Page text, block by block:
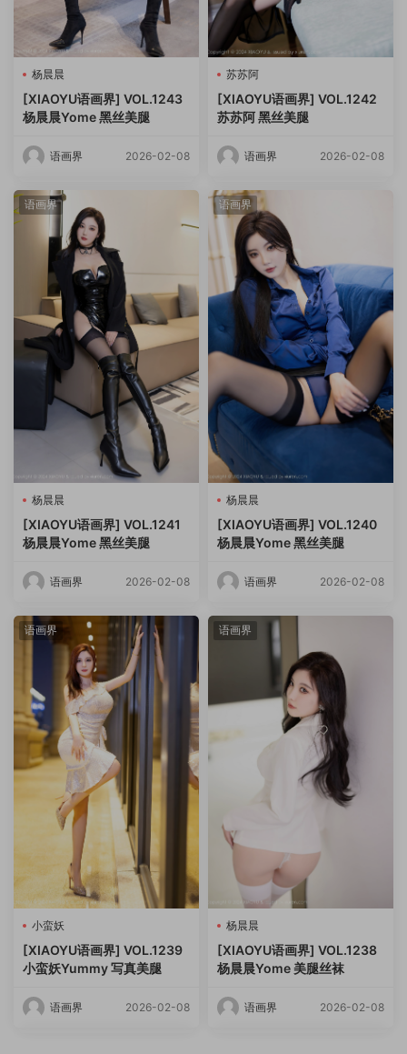
杨晨晨
[XIAOYU语画界] VOL.1243
杨晨晨Yome 黑丝美腿
语画界 2026-02-08
苏苏阿
[XIAOYU语画界] VOL.1242
苏苏阿 黑丝美腿
语画界 2026-02-08
语画界
杨晨晨
[XIAOYU语画界] VOL.1241
杨晨晨Yome 黑丝美腿
语画界 2026-02-08
语画界
杨晨晨
[XIAOYU语画界] VOL.1240
杨晨晨Yome 黑丝美腿
语画界 2026-02-08
语画界
小蛮妖
[XIAOYU语画界] VOL.1239
小蛮妖Yummy 写真美腿
语画界 2026-02-08
语画界
杨晨晨
[XIAOYU语画界] VOL.1238
杨晨晨Yome 美腿丝袜
语画界 2026-02-08